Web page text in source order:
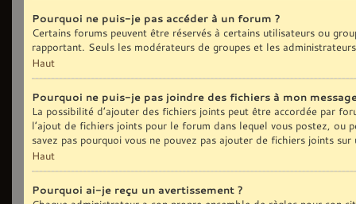
Pourquoi ne puis-je pas accéder à un forum ?
Certains forums peuvent être réservés à certains utilisateurs ou
rapportant. Seuls les modérateurs de groupes et les
Haut
Pourquoi ne puis-je pas joindre des fichiers à mon
La possibilité d’ajouter des fichiers joints peut être accordée par
l’ajout de fichiers joints pour le forum dans lequel vous postez, ou
savez pas pourquoi vous ne pouvez pas ajouter de fichiers joints
Haut
Pourquoi ai-je reçu un avertissement ?